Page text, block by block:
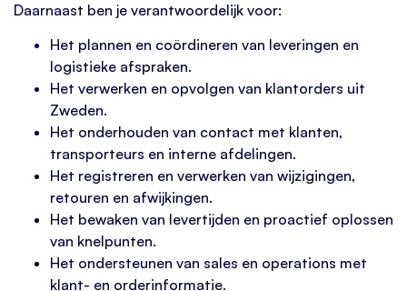
Daarnaast ben je verantwoordelijk voor:
Het plannen en coördineren van leveringen en
logistieke afspraken.
Het verwerken en opvolgen van klantorders uit
Zweden.
Het onderhouden van contact met klanten,
transporteurs en interne afdelingen.
Het registreren en verwerken van wijzigingen,
retouren en afwijkingen.
Het bewaken van levertijden en proactief oplossen
van knelpunten.
Het ondersteunen van sales en operations met
klant- en orderinformatie.